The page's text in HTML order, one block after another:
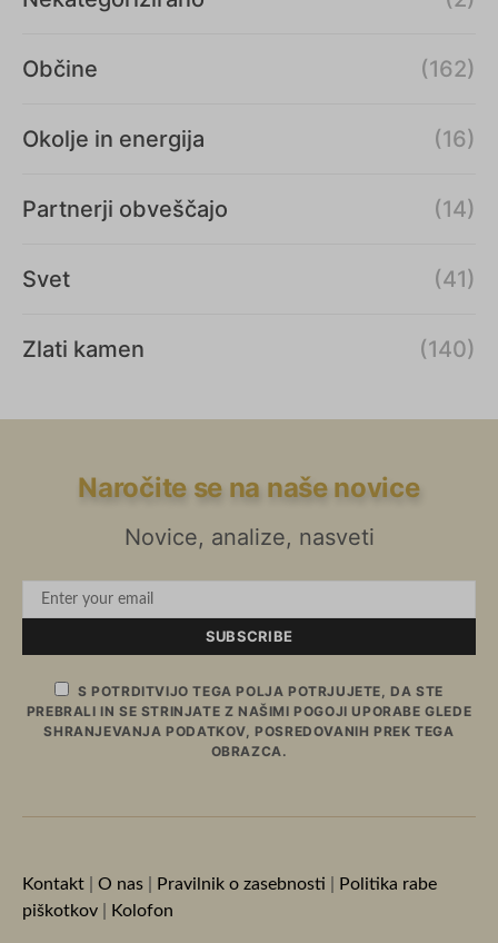
Občine (162)
Okolje in energija (16)
Partnerji obveščajo (14)
Svet (41)
Zlati kamen (140)
Naročite se na naše novice
Novice, analize, nasveti
SUBSCRIBE
S POTRDITVIJO TEGA POLJA POTRJUJETE, DA STE
PREBRALI IN SE STRINJATE Z NAŠIMI POGOJI UPORABE GLEDE
SHRANJEVANJA PODATKOV, POSREDOVANIH PREK TEGA
OBRAZCA.
Kontakt O nas Pravilnik o zasebnosti
Politika rabe
piškotkov
Kolofon